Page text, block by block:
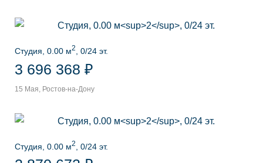
Студия, 0.00 м2 , 0/24 эт.
3 696 368 ₽
15 Мая, Ростов-на-Дону
Студия, 0.00 м2 , 0/24 эт.